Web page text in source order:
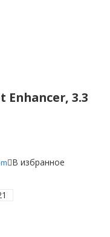
Enhancer, 3.3
В избранное